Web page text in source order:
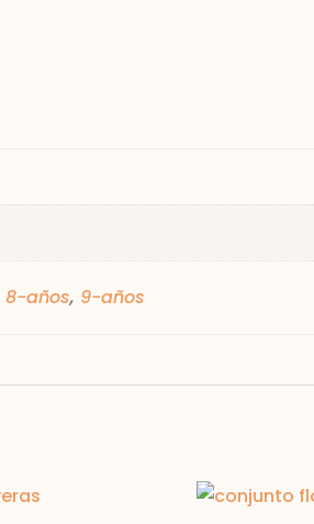
8-años, 9-años